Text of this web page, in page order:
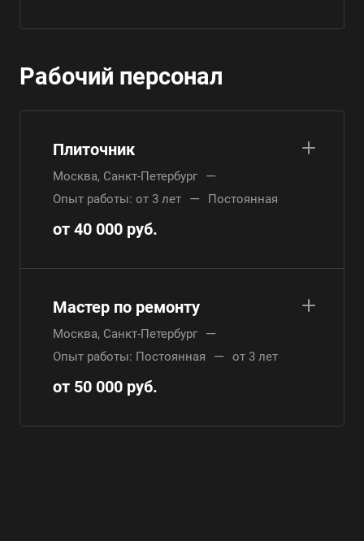
Рабочий персонал
Плиточник
Москва, Санкт-Петербург —
Опыт работы: от 3 лет — Постоянная
от 40 000 руб.
Мастер по ремонту
Москва, Санкт-Петербург —
Опыт работы: Постоянная — от 3 лет
от 50 000 руб.